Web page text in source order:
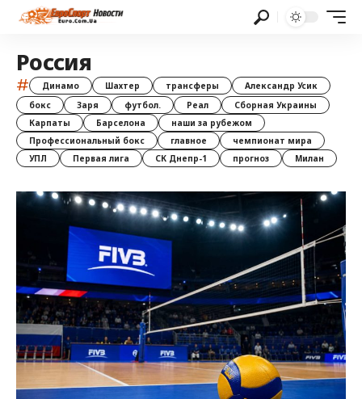
Россия
# Динамо Шахтер трансферы
Александр Усик
бокс
Заря футбол. Реал
Сборная Украины
Карпаты
Барселона
наши за рубежом
Профессиональный бокс
главное
чемпионат мира
УПЛ
Первая лига СК Днепр-1 прогноз Милан